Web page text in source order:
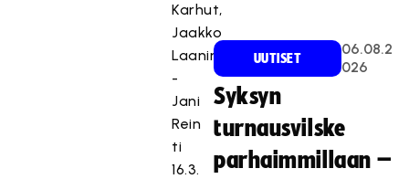
Karhut,
Jaakko
Laaninen
-
Jani
Rein
ti
16.3.
UUTISET
06.08.2
026
Syksyn
turnausvilske
parhaimmillaan –